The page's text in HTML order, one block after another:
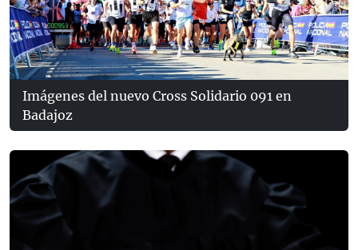
Imágenes del nuevo Cross Solidario 091 en
Badajoz